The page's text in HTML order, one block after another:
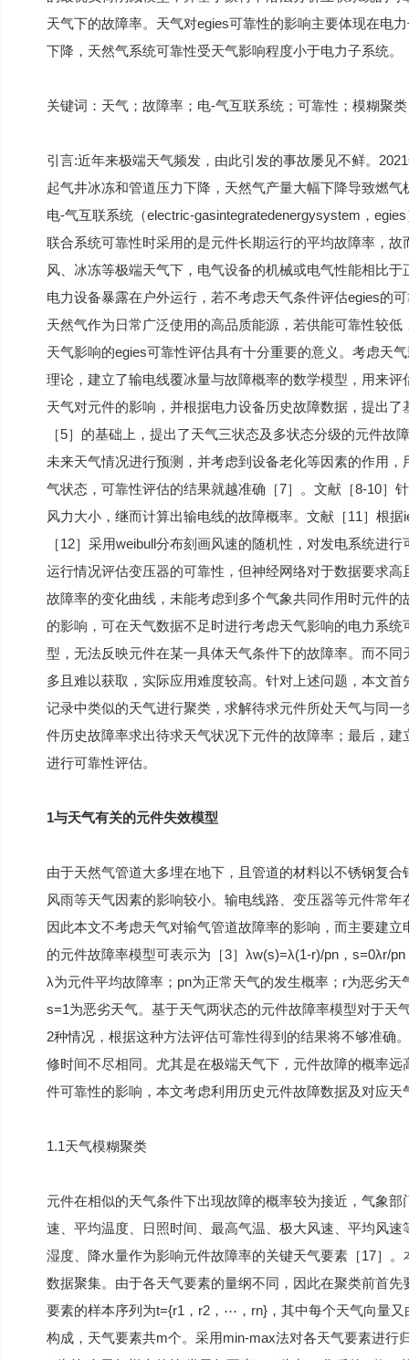
天气下的故障率。天气对egies可靠性的影响主要体现在电
下降，天然气系统可靠性受天气影响程度小于电力子系统。
关键词：天气；故障率；电-气互联系统；可靠性；模糊聚类
引言:近年来极端天气频发，由此引发的事故屡见不鲜。
起气井冰冻和管道压力下降，天然气产量大幅下降导致燃
电-气互联系统（electric-gasintegratedenergysystem，
联合系统可靠性时采用的是元件长期运行的平均故障率，
风、冰冻等极端天气下，电气设备的机械或电气性能相比
电力设备暴露在户外运行，若不考虑天气条件评估egies的
天然气作为日常广泛使用的高品质能源，若供能可靠性较
天气影响的egies可靠性评估具有十分重要的意义。考虑天
理论，建立了输电线覆冰量与故障概率的数学模型，用来
天气对元件的影响，并根据电力设备历史故障数据，提出
［5］的基础上，提出了天气三状态及多状态分级的元件
未来天气情况进行预测，并考虑到设备老化等因素的作用
气状态，可靠性评估的结果就越准确［7］。文献［8-10］
风力大小，继而计算出输电线的故障概率。文献［11］根
［12］采用weibull分布刻画风速的随机性，对发电系统进
运行情况评估变压器的可靠性，但神经网络对于数据要求
故障率的变化曲线，未能考虑到多个气象共同作用时元件
的影响，可在天气数据不足时进行考虑天气影响的电力系
型，无法反映元件在某一具体天气条件下的故障率。而不
多且难以获取，实际应用难度较高。针对上述问题，本文
记录中类似的天气进行聚类，求解待求元件所处天气与同
件历史故障率求出待求天气状况下元件的故障率；最后，
进行可靠性评估。
1与天气有关的元件失效模型
由于天然气管道大多埋在地下，且管道的材料以不锈钢复
风雨等天气因素的影响较小。输电线路、变压器等元件常
因此本文不考虑天气对输气管道故障率的影响，而主要建
的元件故障率模型可表示为［3］λw(s)=λ(1-r)/pn，s=0λr/
λ为元件平均故障率；pn为正常天气的发生概率；r为恶劣
s=1为恶劣天气。基于天气两状态的元件故障率模型对于天
2种情况，根据这种方法评估可靠性得到的结果将不够准确
修时间不尽相同。尤其是在极端天气下，元件故障的概率
件可靠性的影响，本文考虑利用历史元件故障数据及对应
1.1天气模糊聚类
元件在相似的天气条件下出现故障的概率较为接近，气象
速、平均温度、日照时间、最高气温、极大风速、平均风
湿度、降水量作为影响元件故障率的关键天气要素［17］
数据聚集。由于各天气要素的量纲不同，因此在聚类前首
要素的样本序列为t={r1，r2，⋯，rn}，其中每个天气向量
构成，天气要素共m个。采用min-max法对各天气要素进行